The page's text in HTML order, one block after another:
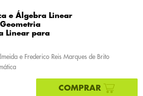
e Álgebra Linear
Linear para
e Frederico Reis Marques de Brito